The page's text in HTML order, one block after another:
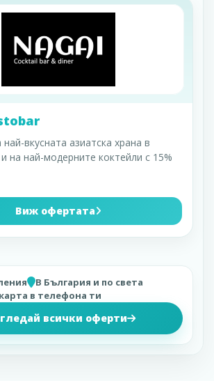
вкусната азиатска храна в
на най-модерните коктейли с 15%
Виж офертата
В България и по света
в телефона ти
всички оферти